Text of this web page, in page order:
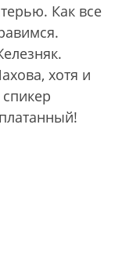
Как все
хотя и